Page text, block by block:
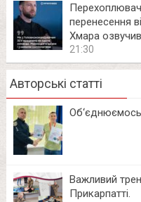
перенесення
Хмара
21:30
Авторські статті
Важливий
Прикарпатті.